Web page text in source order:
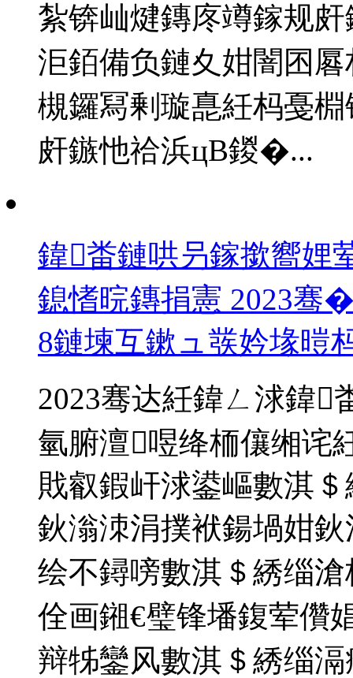
紮锛屾煡鏄庝竴鎵规
洰銆備负鏈夊姏闇囨
槻鑼冩剰璇嗭紝杩戞
皯鏃忚祫浜цВ鍐�...
鍏畨鏈哄叧鎵撳嚮娌
鎴愭晥鏄捐憲 2023
8鏈堜互鏉ュ彂妗堟暟
2023骞达紝鍏ㄥ浗鍏
氫腑澶喅绛栭儴缃诧
戝叡鍜屽浗鍙嶇數淇
鈥滃洓涓撲袱鍚堝姏
绘不鐞嗙數淇＄綉缁
佺画鎺€璧锋墦鍑荤儹
辩牬鑾风數淇＄綉缁